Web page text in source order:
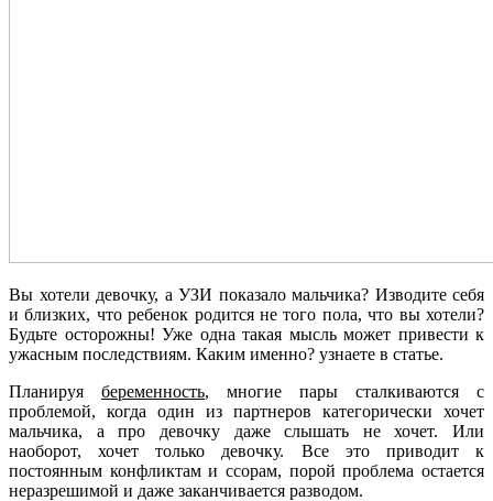
Вы хотели девочку, а УЗИ показало мальчика? Изводите себя
и близких, что ребенок родится не того пола, что вы хотели?
Будьте осторожны! Уже одна такая мысль может привести к
ужасным последствиям. Каким именно? узнаете в статье.
Планируя беременность, многие пары сталкиваются с
проблемой, когда один из партнеров категорически хочет
мальчика, а про девочку даже слышать не хочет. Или
наоборот, хочет только девочку. Все это приводит к
постоянным конфликтам и ссорам, порой проблема остается
неразрешимой и даже заканчивается разводом.